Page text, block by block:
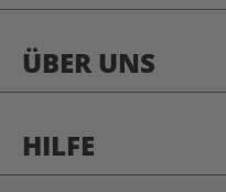
ÜBER UNS
HILFE